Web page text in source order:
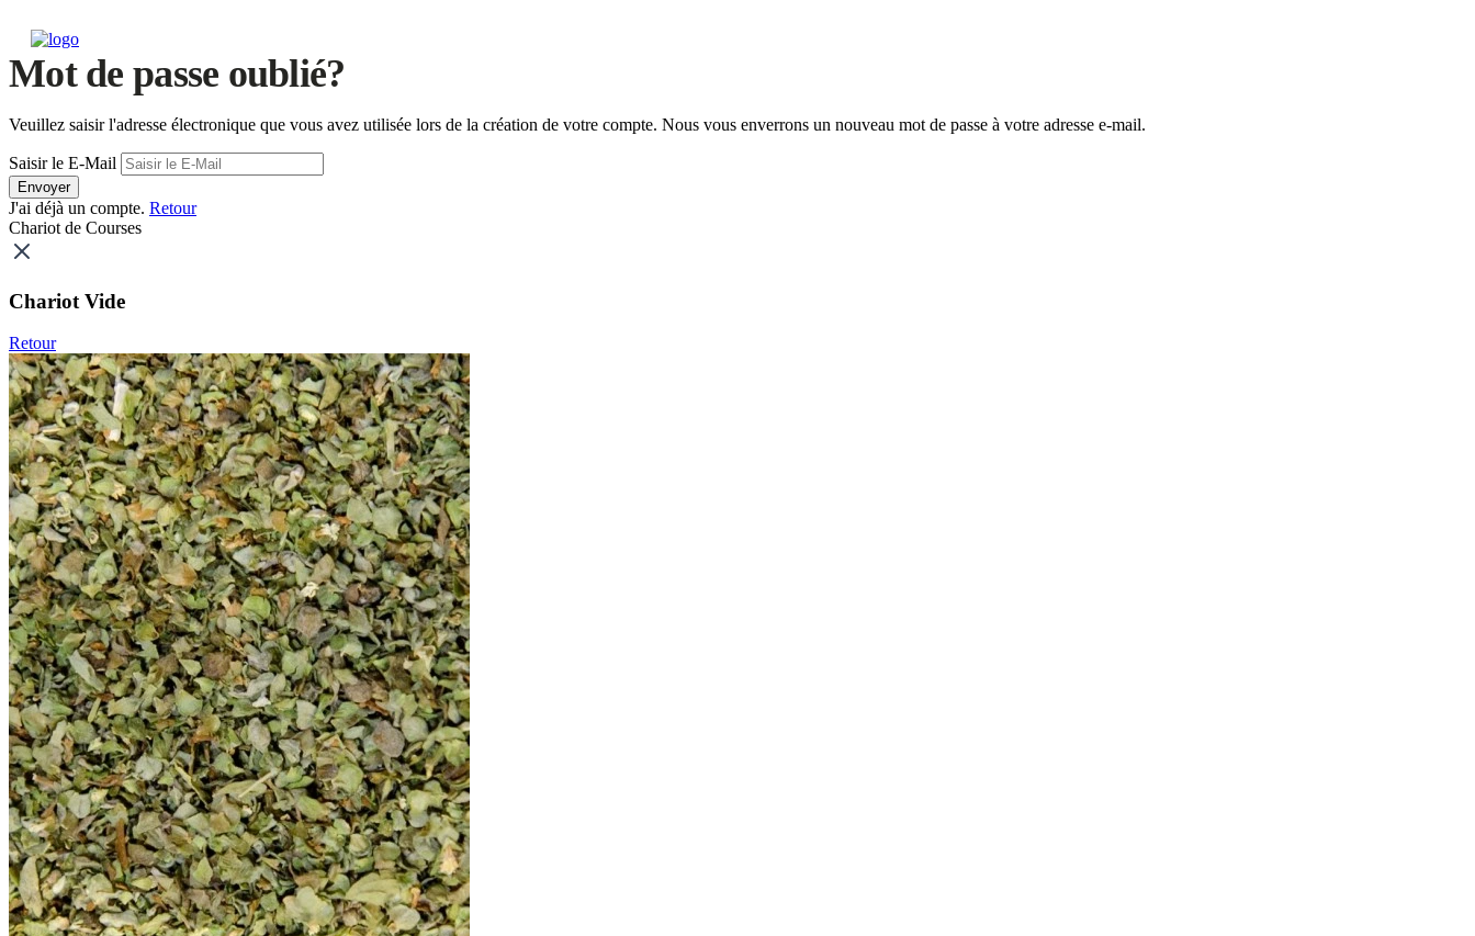
Mot de passe oublié?
Veuillez saisir l'adresse électronique que vous avez utilisée lors de la création de votre compte. Nous vous enverrons un nouveau mot de passe à votre adresse e-mail.
Saisir le E-Mail
Envoyer
J'ai déjà un compte. Retour
Chariot de Courses
Chariot Vide
Retour